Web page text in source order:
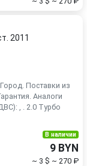
2011
Поставки из
Аналоги
, . 2.0 Турбо
В наличии
9 BYN
~ 3 $ ~ 270 ₽